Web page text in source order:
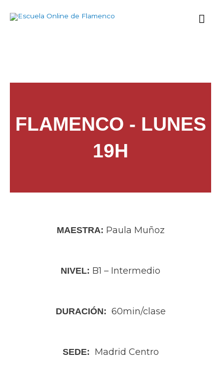
FLAMENCO - LUNES
19H
MAESTRA: Paula Muñoz
NIVEL: B1 – Intermedio
DURACIÓN: 60min/clase
SEDE: Madrid Centro